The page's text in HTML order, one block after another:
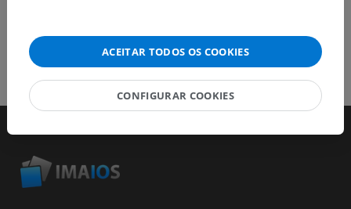
ACEITAR TODOS OS COOKIES
CONFIGURAR COOKIES